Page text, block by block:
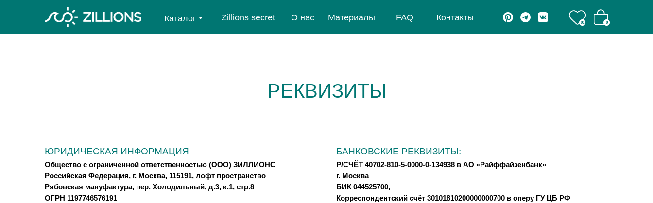
Контакты
FAQ
Материалы
О нас
Zillions secret
Каталог 0
01
Контакты
FAQ
Материалы
О нас
Zillions secret
Каталог 0
01
РЕКВИЗИТЫ
Общество с ограниченной ответственностью (ООО) ЗИЛЛИОНС
Российская Федерация, г. Москва, 115191, лофт пространство
Рябовская мануфактура, пер. Холодильный, д.3, к.1, стр.8
ОГРН 1197746576191
Р/СЧЁТ 40702-810-5-0000-0-134938 в АО «Райффайзенбанк»
г. Москва
БИК 044525700,
Корреспондентский счёт 30101810200000000700 в оперу ГУ ЦБ РФ
ЮРИДИЧЕСКАЯ ИНФОРМАЦИЯ БАНКОВСКИЕ РЕКВИЗИТЫ: